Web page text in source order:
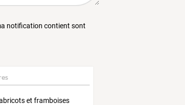
notification contient sont
et framboises